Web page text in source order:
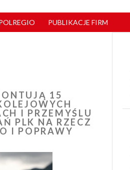
PUBLIKACJE FIRM
15
I PRZEMYŚLU
PLK NA RZECZ
I POPRAWY